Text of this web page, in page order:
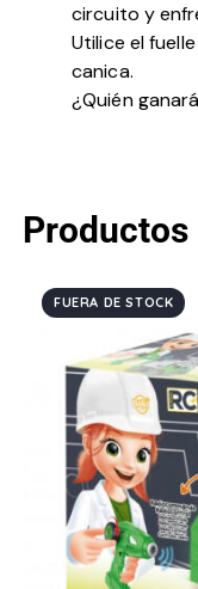
circuito y
Utilice el
canica.
¿Quién
FUERA DE STOCK